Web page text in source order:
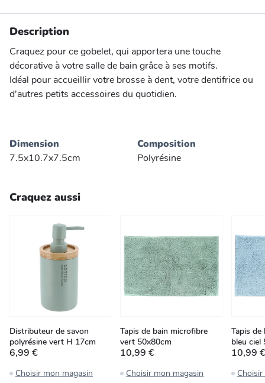
Description
Craquez pour ce gobelet, qui apportera une touche
décorative à votre salle de bain grâce à ses motifs.
Idéal pour accueillir votre brosse à dent, votre dentifrice ou
d'autres petits accessoires du quotidien.
Dimension
7.5x10.7x7.5cm
Composition
Polyrésine
Craquez aussi
Distributeur de savon
polyrésine vert H 17cm
6,99 €
Choisir mon magasin
Tapis de bain microfibre
vert 50x80cm
10,99 €
Choisir mon magasin
Tapis
bleu ciel
10,99 €